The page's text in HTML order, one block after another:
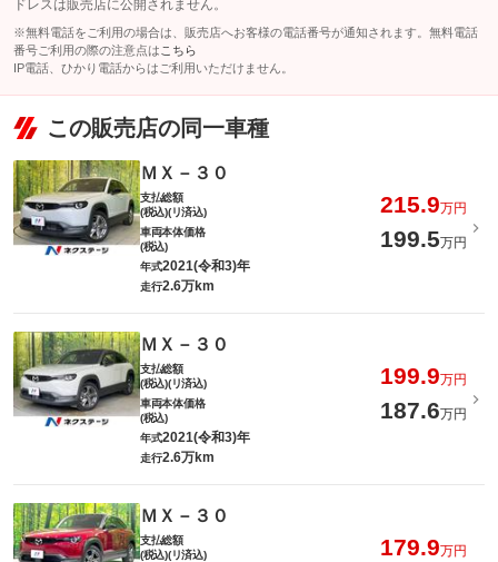
ドレスは販売店に公開されません。
※無料電話をご利用の場合は、販売店へお客様の電話番号が通知されます。無料電話
番号ご利用の際の注意点は こちら
IP電話、ひかり電話からはご利用いただけません。
この販売店の同一車種
ＭＸ－３０
支払総額
(税込)(リ済込)
215.9万円
車両本体価格
(税込)
199.5万円
年式2021(令和3)年
走行2.6万km
ＭＸ－３０
支払総額
(税込)(リ済込)
199.9万円
車両本体価格
(税込)
187.6万円
年式2021(令和3)年
走行2.6万km
ＭＸ－３０
支払総額
(税込)(リ済込)
179.9万円